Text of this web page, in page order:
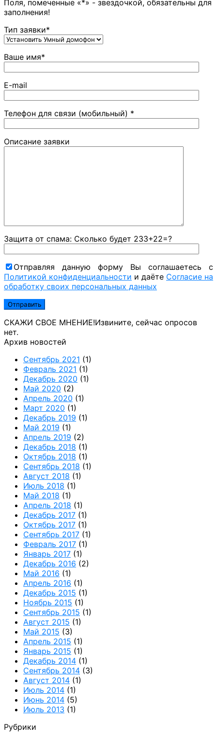
Поля, помеченные «*» - звездочкой, обязательны для
заполнения!
Тип заявки*
Ваше имя*
E-mail
Телефон для связи (мобильный) *
Описание заявки
Защита от спама: Сколько будет 233+22=?
Отправляя данную форму Вы соглашаетесь с
Политикой конфиденциальности и даёте Согласие на
обработку своих персональных данных
СКАЖИ СВОЕ МНЕНИЕ!Извините, сейчас опросов
нет.
Архив новостей
Сентябрь 2021 (1)
Февраль 2021 (1)
Декабрь 2020 (1)
Май 2020 (2)
Апрель 2020 (1)
Март 2020 (1)
Декабрь 2019 (1)
Май 2019 (1)
Апрель 2019 (2)
Декабрь 2018 (1)
Октябрь 2018 (1)
Сентябрь 2018 (1)
Август 2018 (1)
Июль 2018 (1)
Май 2018 (1)
Апрель 2018 (1)
Декабрь 2017 (1)
Октябрь 2017 (1)
Сентябрь 2017 (1)
Февраль 2017 (1)
Январь 2017 (1)
Декабрь 2016 (2)
Май 2016 (1)
Апрель 2016 (1)
Декабрь 2015 (1)
Ноябрь 2015 (1)
Сентябрь 2015 (1)
Август 2015 (1)
Май 2015 (3)
Апрель 2015 (1)
Январь 2015 (1)
Декабрь 2014 (1)
Сентябрь 2014 (3)
Август 2014 (1)
Июль 2014 (1)
Июнь 2014 (5)
Июль 2013 (1)
Рубрики